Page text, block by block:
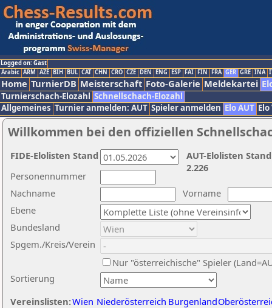
Logged on: Gast
Arabic ARM AZE BIH BUL CAT CHN CRO CZE DEN ENG ESP FAI FIN FRA GER GRE INA
Home TurnierDB Meisterschaft Foto-Galerie Meldekartei
Turnierschach-Elozahl Schnellschach-Elozahl
Allgemeines Turnier anmelden: AUT Spieler anmelden Elo AUT
Willkommen bei den offiziellen
Nachname
Vorname
Ebene
Sortierung
Personennummer
Bundesland
Spgem./Kreis/Verein
Nur "österreichische" Spieler
Vereinslisten:Wien Niederösterreich Burgenland
AUT-Elolisten
2.226
FIDE-Elolisten Stand